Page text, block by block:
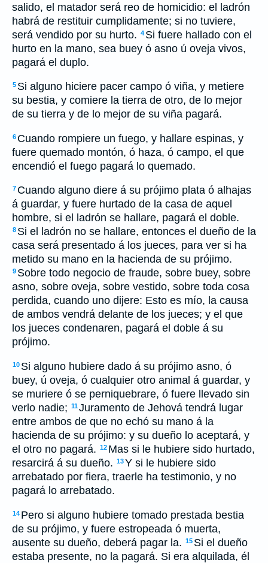
salido, el matador será reo de homicidio: el ladrón
habrá de restituir cumplidamente; si no tuviere,
será vendido por su hurto. 4 Si fuere hallado con el
hurto en la mano, sea buey ó asno ú oveja vivos,
pagará el duplo.
5 Si alguno hiciere pacer campo ó viña, y metiere
su bestia, y comiere la tierra de otro, de lo mejor
de su tierra y de lo mejor de su viña pagará.
6 Cuando rompiere un fuego, y hallare espinas, y
fuere quemado montón, ó haza, ó campo, el que
encendió el fuego pagará lo quemado.
7 Cuando alguno diere á su prójimo plata ó alhajas
á guardar, y fuere hurtado de la casa de aquel
hombre, si el ladrón se hallare, pagará el doble.
8 Si el ladrón no se hallare, entonces el dueño de la
casa será presentado á los jueces, para ver si ha
metido su mano en la hacienda de su prójimo.
9 Sobre todo negocio de fraude, sobre buey, sobre
asno, sobre oveja, sobre vestido, sobre toda cosa
perdida, cuando uno dijere: Esto es mío, la causa
de ambos vendrá delante de los jueces; y el que
los jueces condenaren, pagará el doble á su
prójimo.
10 Si alguno hubiere dado á su prójimo asno, ó
buey, ú oveja, ó cualquier otro animal á guardar, y
se muriere ó se perniquebrare, ó fuere llevado sin
verlo nadie; 11Juramento de Jehová tendrá lugar
entre ambos de que no echó su mano á la
hacienda de su prójimo: y su dueño lo aceptará, y
el otro no pagará. 12 Mas si le hubiere sido hurtado,
resarcirá á su dueño. 13Y si le hubiere sido
arrebatado por fiera, traerle ha testimonio, y no
pagará lo arrebatado.
14 Pero si alguno hubiere tomado prestada bestia
de su prójimo, y fuere estropeada ó muerta,
ausente su dueño, deberá pagar la. 15 Si el dueño
estaba presente, no la pagará. Si era alquilada, él